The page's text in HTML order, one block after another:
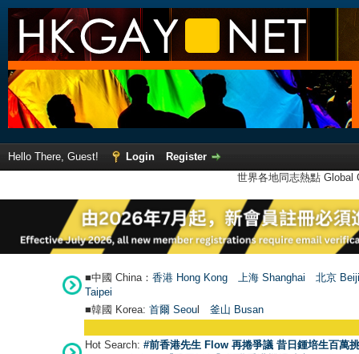
Hello There, Guest! Login
Register
世界各地同志熱點
■中國 China： 香港 Hong Kong 上海 Shanghai
北京
Taipei
■韓國 Korea: 首爾 Seoul 釜山 Busan
Hot Search: #前香港先生 Flow 再捲爭議 昔日鍾培生百萬